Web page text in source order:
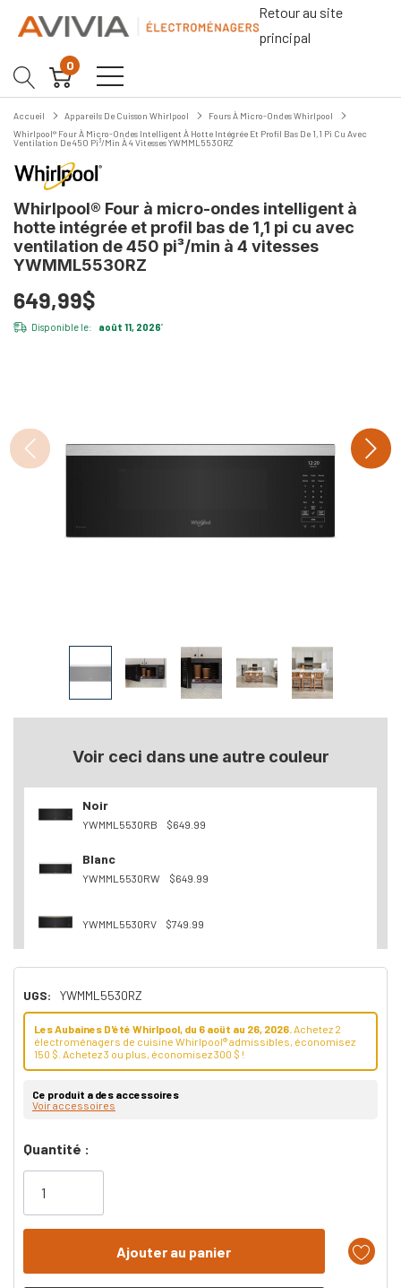
Retour au site
principal
0
Accueil Appareils De Cuisson Whirlpool
Fours À Micro-Ondes Whirlpool
Whirlpool® Four À Micro-Ondes Intelligent À Hotte Intégrée Et Profil Bas De 1,1 Pi Cu Avec
Ventilation De 450 Pi³/min À 4 Vitesses YWMML5530RZ
Whirlpool® Four à micro-ondes intelligent à
hotte intégrée et profil bas de 1,1 pi cu avec
ventilation de 450 pi³/min à 4 vitesses
YWMML5530RZ
649,99$
Disponible le: août 11, 2026*
Voir ceci dans une autre couleur
Noir
YWMML5530RB $649.99
Blanc
YWMML5530RW $649.99
YWMML5530RV $749.99
UGS: YWMML5530RZ
Les Aubaines D'été Whirlpool, du 6 aoüt au 26, 2026.Achetez 2
électroménagers de cuisine Whirlpool® admissibles, économisez
150 $. Achetez 3 ou plus, économisez 300 $ !
Ce produit a des accessoires
Voir accessoires
Dépêchez-
vous!
plus
Quantité :